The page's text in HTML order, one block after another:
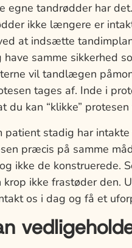
egne tandrødder har
ikke længere er
at indsætte
have samme sikkerhed
vil tandlægen
tages af. Inde i
du kan “klikke”
patient stadig har
præcis på samme
ikke de konstruerede.
krop ikke frastøder den.
os i dag og få et